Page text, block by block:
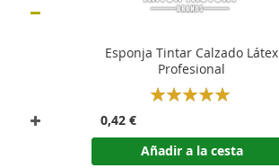
Esponja Tintar Calzado Látex
Profesional
Rating:
0,42 €
Añadir a la cesta